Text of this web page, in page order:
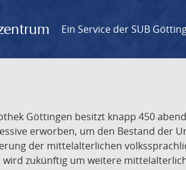
Ein Service der SUB
Göttingen besitzt knapp 450
erworben, um den Bestand der
der mittelalterlichen
zukünftig um weitere